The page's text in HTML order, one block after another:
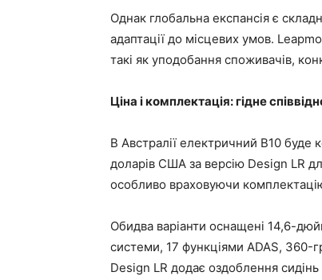
Однак глобальна експансія є
адаптації до місцевих умов.
такі як уподобання споживачів,
Ціна і комплектація: гідне
В Австралії електричний B10 буде
доларів США за версію Design LR
особливо враховуючи
Обидва варіанти оснащені 14,6-
системи, 17 функціями ADAS,
Design LR додає оздоблення